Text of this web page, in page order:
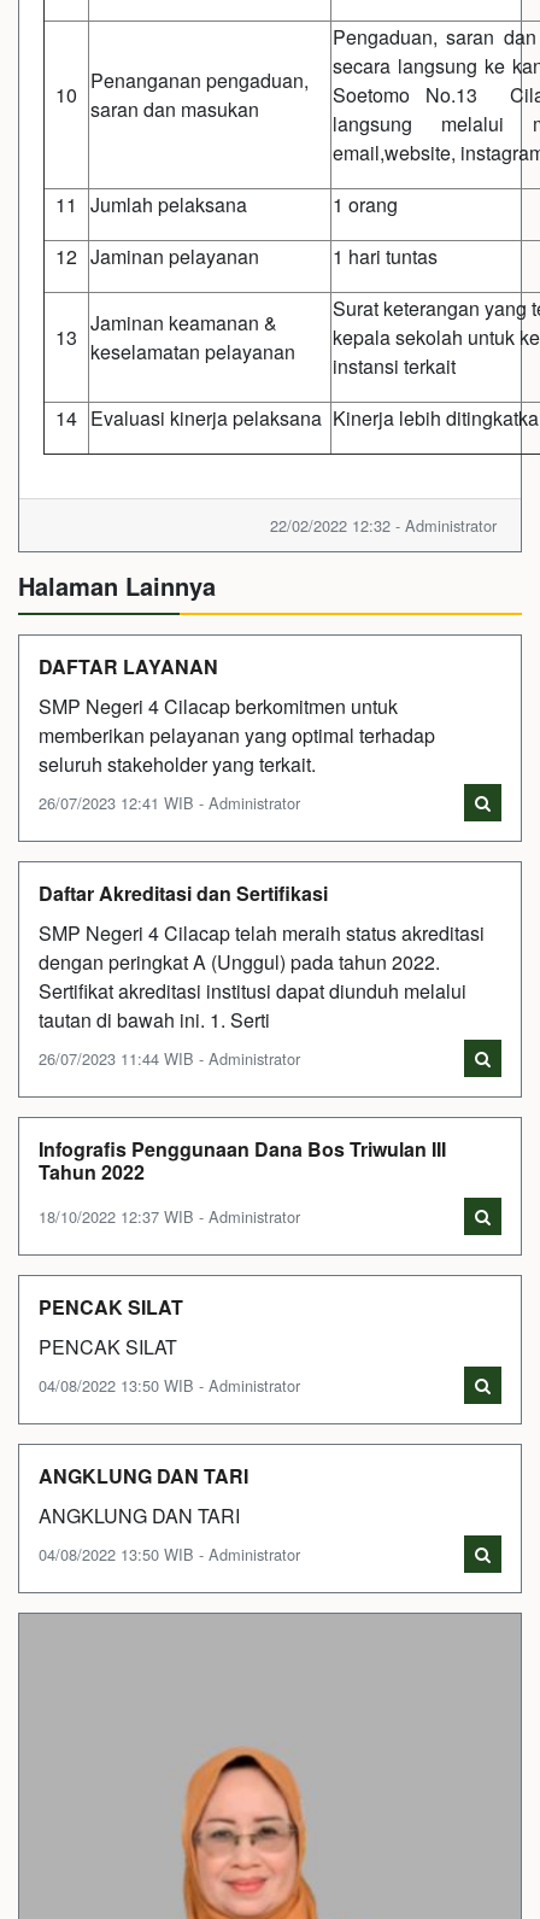
10
Penanganan pengaduan,
saran dan masukan
Pengaduan, saran
secara langsung ke
Soetomo No.13
langsung melalui
email,website,
11
Jumlah pelaksana
1 orang
12 Jaminan pelayanan 1 hari tuntas
13
Jaminan keamanan &
keselamatan pelayanan
Surat keterangan yang
kepala sekolah untuk
instansi terkait
14 Evaluasi kinerja pelaksana Kinerja lebih
22/02/2022 12:32 - Administrator
Halaman Lainnya
DAFTAR LAYANAN
SMP Negeri 4 Cilacap berkomitmen untuk
memberikan pelayanan yang optimal terhadap
seluruh stakeholder yang terkait.
26/07/2023 12:41 WIB - Administrator
Daftar Akreditasi dan Sertifikasi
SMP Negeri 4 Cilacap telah meraih status akreditasi
dengan peringkat A (Unggul) pada tahun 2022.
Sertifikat akreditasi institusi dapat diunduh melalui
tautan di bawah ini. 1. Serti
26/07/2023 11:44 WIB - Administrator
Infografis Penggunaan Dana Bos Triwulan III
Tahun 2022
18/10/2022 12:37 WIB - Administrator
PENCAK SILAT
PENCAK SILAT
04/08/2022 13:50 WIB - Administrator
ANGKLUNG DAN TARI
ANGKLUNG DAN TARI
04/08/2022 13:50 WIB - Administrator